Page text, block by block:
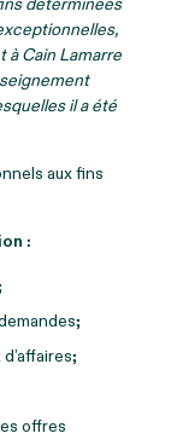
Cain Lamarre
il a été
aux fins
:
offres